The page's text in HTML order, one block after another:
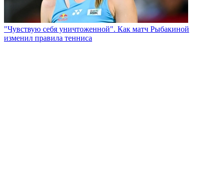
"Чувствую себя уничтоженной". Как матч Рыбакиной
изменил правила тенниса